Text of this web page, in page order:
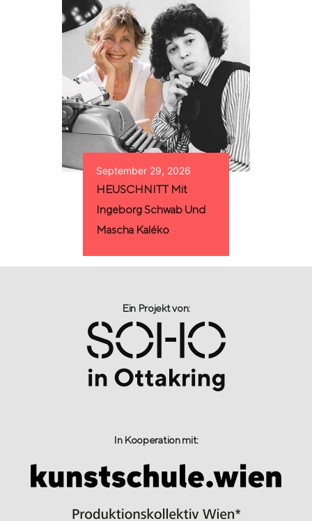
September 29, 2026
HEUSCHNITT Mit
Ingeborg Schwab Und
Mascha Kaléko
Ein Projekt von:​
In Kooperation mit: